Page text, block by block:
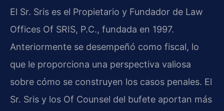
El Sr. Sris es el Propietario y Fundador de Law
Offices Of SRIS, P.C., fundada en 1997.
Anteriormente se desempeñó como fiscal, lo
que le proporciona una perspectiva valiosa
sobre cómo se construyen los casos penales. El
Sr. Sris y los Of Counsel del bufete aportan más